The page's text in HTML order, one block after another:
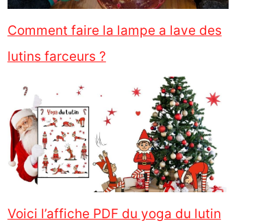
Comment faire la lampe a lave des
lutins farceurs ?
Voici l’affiche PDF du yoga du lutin